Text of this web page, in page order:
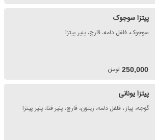
پیتزا سوجوک
سوجوک، فلفل دلمه، قارچ، پنیر پیتزا
250,000 تومان
پیتزا یونانی
گوجه، پیاز ، فلفل دلمه، زیتون، قارچ، پنیر فتا، پنیر پیتزا